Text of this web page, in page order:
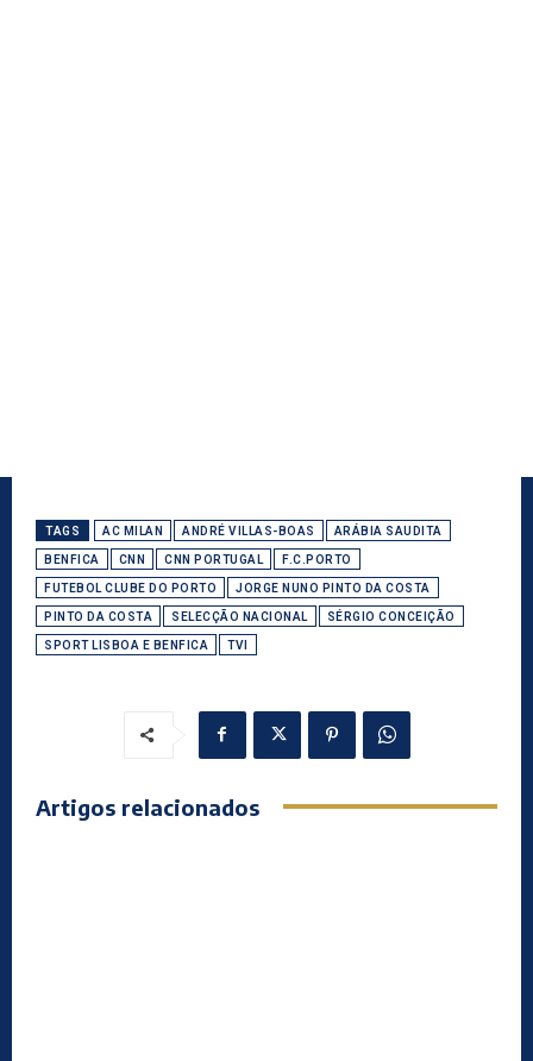
TAGS AC MILAN ANDRÉ VILLAS-BOAS ARÁBIA SAUDITA
BENFICA CNN CNN PORTUGAL F.C.PORTO
FUTEBOL CLUBE DO PORTO JORGE NUNO PINTO DA COSTA
PINTO DA COSTA SELECÇÃO NACIONAL SÉRGIO CONCEIÇÃO
SPORT LISBOA E BENFICA TVI
Artigos relacionados